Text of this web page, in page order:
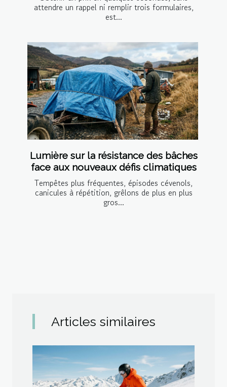
attendre un rappel ni remplir trois formulaires,
est...
Lumière sur la résistance des bâches
face aux nouveaux défis climatiques
Tempêtes plus fréquentes, épisodes cévenols,
canicules à répétition, grêlons de plus en plus
gros...
Articles similaires